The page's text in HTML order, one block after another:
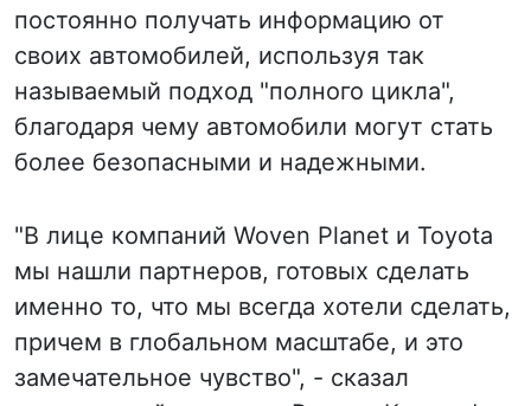
постоянно получать информацию от
своих автомобилей, используя так
называемый подход "полного цикла",
благодаря чему автомобили могут стать
более безопасными и надежными.
"В лице компаний Woven Planet и Toyota
мы нашли партнеров, готовых сделать
именно то, что мы всегда хотели сделать,
причем в глобальном масштабе, и это
замечательное чувство", - сказал